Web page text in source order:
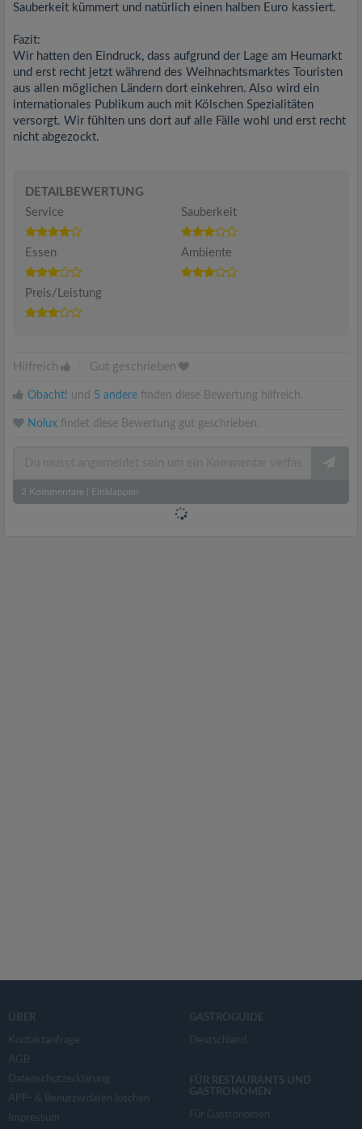
Sauberkeit kümmert und natürlich einen halben Euro kassiert.
Fazit:
Wir hatten den Eindruck, dass aufgrund der Lage am Heumarkt
und erst recht jetzt während des Weihnachtsmarktes Touristen
aus allen möglichen Ländern dort einkehren. Also wird ein
internationales Publikum auch mit Kölschen Spezialitäten
versorgt. Wir fühlten uns dort auf alle Fälle wohl und erst recht
nicht abgezockt.
DETAILBEWERTUNG
Service
Sauberkeit
Essen Ambiente
Preis/Leistung
Hilfreich Gut geschrieben
Obacht! und 5 andere finden diese Bewertung hilfreich.
Nolux findet diese Bewertung gut geschrieben.
2 Kommentare Einklappen
ÜBER
Kontaktanfrage
AGB
Datenschutzerklärung
APP- & Benutzerdaten löschen
Impressum
GASTROGUIDE
Deutschland
FÜR RESTAURANTS UND
GASTRONOMEN
Für Gastronomen